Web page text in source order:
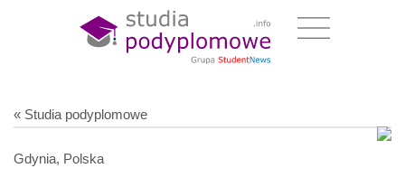
« Studia podyplomowe
Gdynia, Polska